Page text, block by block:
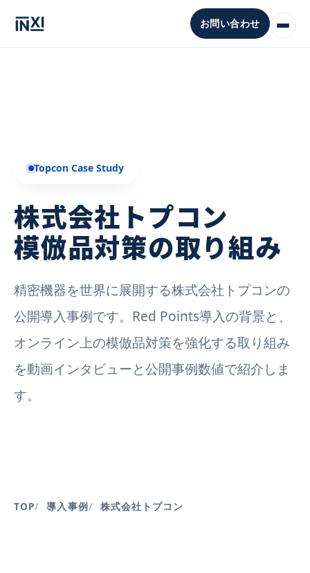
お問い合わせ
Topcon Case Study
株式会社トプコン
模倣品対策の取り組み
精密機器を世界に展開する株式会社トプコンの
公開導入事例です。Red Points導入の背景と、
オンライン上の模倣品対策を強化する取り組み
を動画インタビューと公開事例数値で紹介しま
す。
TOP 導入事例 株式会社トプコン